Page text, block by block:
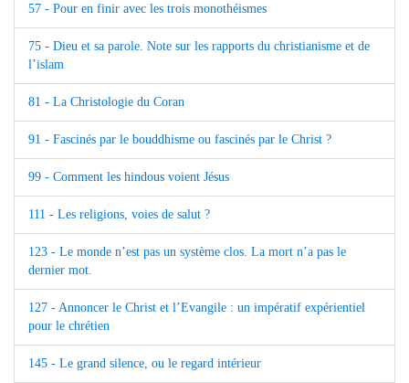
57 - Pour en finir avec les trois monothéismes
75 - Dieu et sa parole. Note sur les rapports du christianisme et de
l’islam
81 - La Christologie du Coran
91 - Fascinés par le bouddhisme ou fascinés par le Christ ?
99 - Comment les hindous voient Jésus
111 - Les religions, voies de salut ?
123 - Le monde n’est pas un système clos. La mort n’a pas le
dernier mot.
127 - Annoncer le Christ et l’Evangile : un impératif expérientiel
pour le chrétien
145 - Le grand silence, ou le regard intérieur